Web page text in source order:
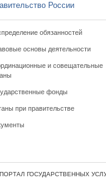
России
обязанностей
основы деятельности
и совещательные
фонды
при правительстве
ПОРТАЛ ГОСУДАРСТВЕННЫХ